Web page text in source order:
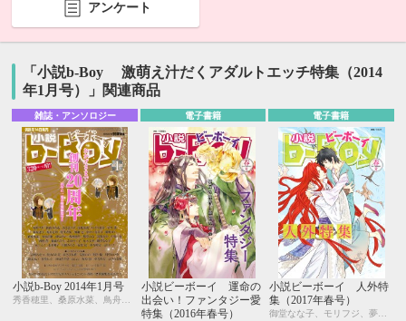
アンケート
「小説b-Boy 激萌え汁だくアダルトエッチ特集（2014
年1月号）」関連商品
雑誌・アンソロジー
小説b-Boy 2014年1月号
電子書籍
小説ビーボーイ 運命の
出会い！ファンタジー愛
特集（2016年春号）
電子書籍
小説ビーボーイ 人外特
集（2017年春号）
御堂なな子、モリフジ、夢乃咲実、佐々木久美子、飯田実樹、宇喜田紅、周防佑未、水壬楓子、しおべり由生、松梶もとや、加東セツコ、桑原水菜、葛西リカコ、あじみね朔生、永井三郎、林 マキ、ひたき、aso、二駒レイム、福嶋ユッカ、水瀬結月